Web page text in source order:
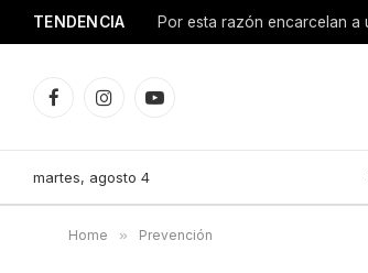
TENDENCIA
FacebookInstagramYouTube
martes, agosto 4
Home » Prevención